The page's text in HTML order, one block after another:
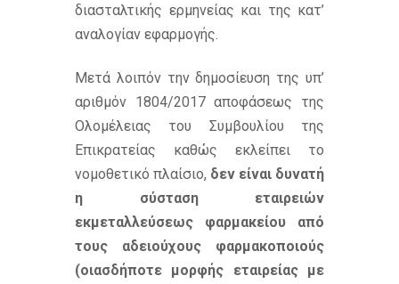
διασταλτικής ερμηνείας και της κατ’
αναλογίαν εφαρμογής.
Μετά λοιπόν την δημοσίευση της υπ’
αριθμόν 1804/2017 αποφάσεως της
Ολομέλειας του Συμβουλίου της
Επικρατείας καθώς εκλείπει το
νομοθετικό πλαίσιο, δεν είναι δυνατή
η σύσταση εταιρειών
εκμεταλλεύσεως φαρμακείου από
τους αδειούχους φαρμακοποιούς
(οιασδήποτε μορφής εταιρείας με